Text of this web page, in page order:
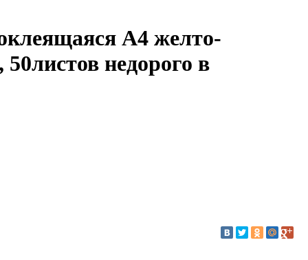
А4 желто-
недорого в